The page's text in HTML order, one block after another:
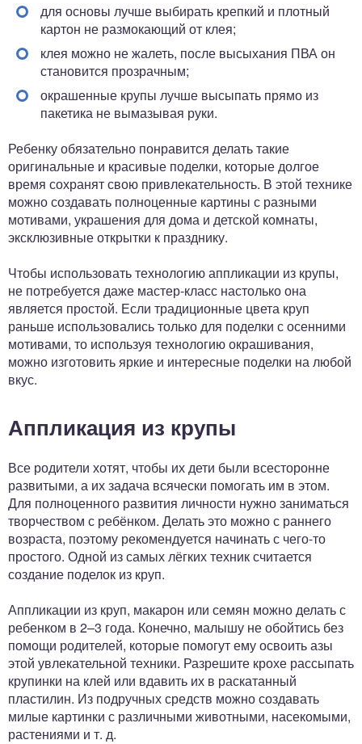
для основы лучше выбирать крепкий и плотный
картон не размокающий от клея;
клея можно не жалеть, после высыхания ПВА он
становится прозрачным;
окрашенные крупы лучше высыпать прямо из
пакетика не вымазывая руки.
Ребенку обязательно понравится делать такие
оригинальные и красивые поделки, которые долгое
время сохранят свою привлекательность. В этой технике
можно создавать полноценные картины с разными
мотивами, украшения для дома и детской комнаты,
эксклюзивные открытки к празднику.
Чтобы использовать технологию аппликации из крупы,
не потребуется даже мастер-класс настолько она
является простой. Если традиционные цвета круп
раньше использовались только для поделки с осенними
мотивами, то используя технологию окрашивания,
можно изготовить яркие и интересные поделки на любой
вкус.
Аппликация из крупы
Все родители хотят, чтобы их дети были всесторонне
развитыми, а их задача всячески помогать им в этом.
Для полноценного развития личности нужно заниматься
творчеством с ребёнком. Делать это можно с раннего
возраста, поэтому рекомендуется начинать с чего-то
простого. Одной из самых лёгких техник считается
создание поделок из круп.
Аппликации из круп, макарон или семян можно делать с
ребенком в 2–3 года. Конечно, малышу не обойтись без
помощи родителей, которые помогут ему освоить азы
этой увлекательной техники. Разрешите крохе рассыпать
крупинки на клей или вдавить их в раскатанный
пластилин. Из подручных средств можно создавать
милые картинки с различными животными, насекомыми,
растениями и т. д.